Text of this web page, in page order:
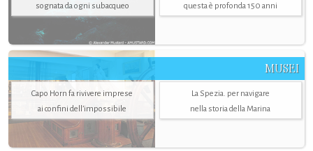
sognata da ogni subacqueo
questa è profonda 150 anni
MUSEI
Capo Horn fa rivivere imprese
ai confini dell’impossibile
La Spezia. per navigare
nella storia della Marina